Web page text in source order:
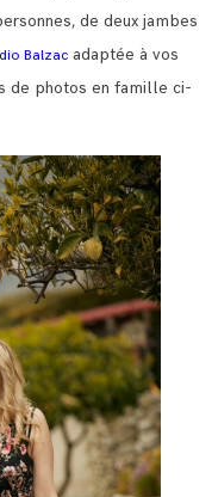
de deux jambes
Balzac adaptée à vos
de photos en famille ci-